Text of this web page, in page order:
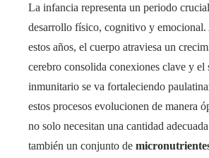
La infancia representa un periodo
desarrollo físico, cognitivo y
estos años, el cuerpo atraviesa un
cerebro consolida conexiones clave y el
inmunitario se va fortaleciendo
estos procesos evolucionen de manera
no solo necesitan una cantidad
también un conjunto de